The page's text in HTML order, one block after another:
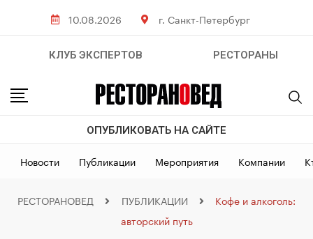
10.08.2026 г. Санкт-Петербург
КЛУБ ЭКСПЕРТОВ РЕСТОРАНЫ
ОПУБЛИКОВАТЬ НА САЙТЕ
Новости Публикации Мероприятия Компании
РЕСТОРАНОВЕД ПУБЛИКАЦИИ
Кофе и алкоголь:
авторский путь